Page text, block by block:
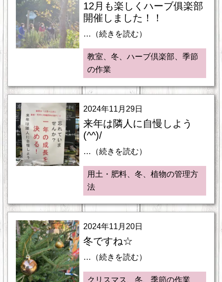
12月も楽しくハーブ俱楽部
開催しました！！
…（続きを読む）
教室、冬、ハーブ倶楽部、季節
の作業
2024年11月29日
来年は隣人に自慢しよう
(^^)/
…（続きを読む）
用土・肥料、冬、植物の管理方
法
2024年11月20日
冬ですね☆
…（続きを読む）
クリスマス、冬、季節の作業